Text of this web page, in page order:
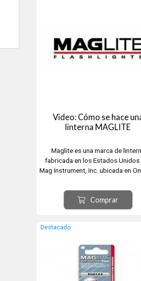
Video: Cómo se hace
linterna MAGLITE
Maglite es una marca de
fabricada en los Estados
Mag Instrument, Inc. ubicada en
Maglica. Fue introducido en
Construido principalmente de
anodizado 6061, tienen un haz
Comprar
Destacado